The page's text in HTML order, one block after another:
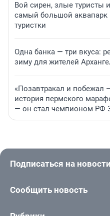
Вой сирен, злые туристы
самый большой
туристки
Одна банка — три вкуса:
зиму для жителей
«Позавтракал и побежал
история пермского
— он стал чемпионом РФ
Подписаться на новости
Сообщить новость